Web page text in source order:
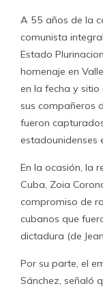
A 55 años de la
comunista
Estado
homenaje en
en la fecha y
sus compañeros
fueron
estadounidenses
En la ocasión, la
Cuba, Zoia
compromiso de
cubanos que
dictadura (de
Por su parte, el
Sánchez, señaló